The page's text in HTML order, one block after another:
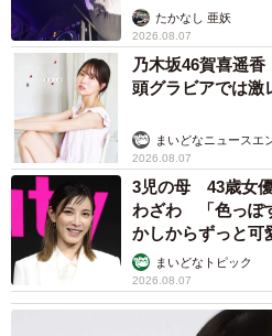
たかなし 亜妖
2026.08.07
乃木坂46賀喜遥
頭グラビアでは激
まいどなニュースエ
2026.08.07
3児の母 43歳女
わざわ 「色っぽ
かしからずっと可
まいどなトピック
2026.08.07